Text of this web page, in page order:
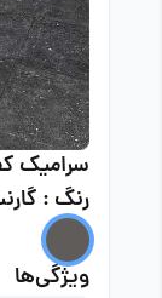
سرامیک
رنگ :
ویژگی‌ها